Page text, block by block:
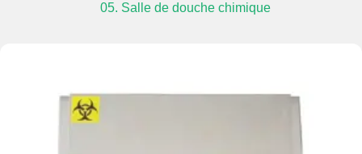
05. Salle de douche chimique